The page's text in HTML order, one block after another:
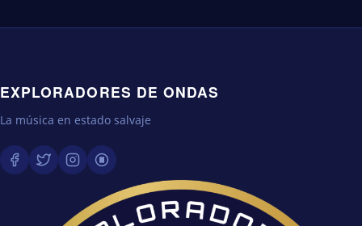
EXPLORADORES DE ONDAS
La música en estado salvaje